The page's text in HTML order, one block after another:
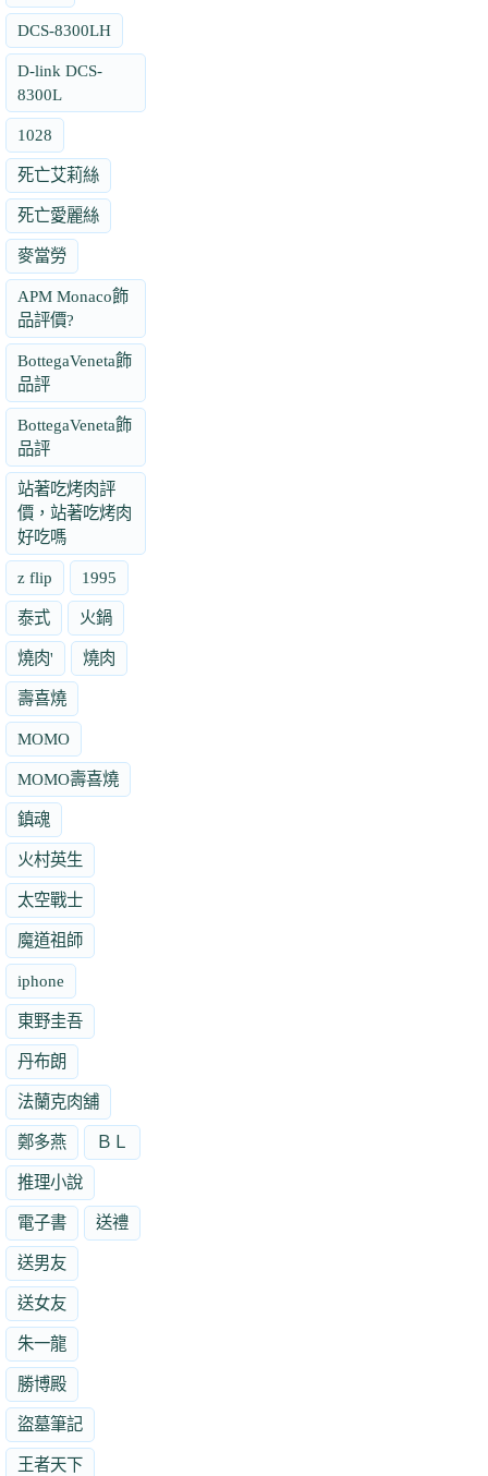
DCS-8300LH
D-link DCS-
8300L
1028
死亡艾莉絲
死亡愛麗絲
麥當勞
APM Monaco飾
品評價?
BottegaVeneta飾
品評
BottegaVeneta飾
品評
站著吃烤肉評
價，站著吃烤肉
好吃嗎
z flip 1995
泰式 火鍋
燒肉' 燒肉
壽喜燒
MOMO
MOMO壽喜燒
鎮魂
火村英生
太空戰士
魔道祖師
iphone
東野圭吾
丹布朗
法蘭克肉舖
鄭多燕 ＢＬ
推理小說
電子書 送禮
送男友
送女友
朱一龍
勝博殿
盜墓筆記
王者天下